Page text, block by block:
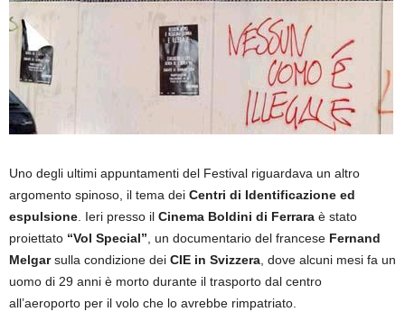
Uno degli ultimi appuntamenti del Festival riguardava un altro
argomento spinoso, il tema dei Centri di Identificazione ed
espulsione . Ieri presso il Cinema Boldini di Ferrara è stato
proiettato “Vol Special” , un documentario del francese Fernand
Melgarsulla condizione dei CIE in Svizzera , dove alcuni mesi fa un
uomo di 29 anni è morto durante il trasporto dal centro
all’aeroporto per il volo che lo avrebbe rimpatriato.